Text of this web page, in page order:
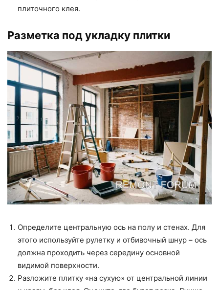
плиточного клея.
Разметка под укладку плитки
Определите центральную ось на полу и стенах. Для
этого используйте рулетку и отбивочный шнур – ось
должна проходить через середину основной
видимой поверхности.
Разложите плитку «на сухую» от центральной линии